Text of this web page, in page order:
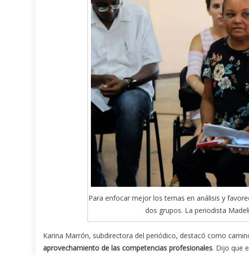
Para enfocar mejor los temas en análisis y
dos grupos. La periodista
Karina Marrón, subdirectora del periódico, destacó como
aprovechamiento de las competencias profesionales. Dijo que